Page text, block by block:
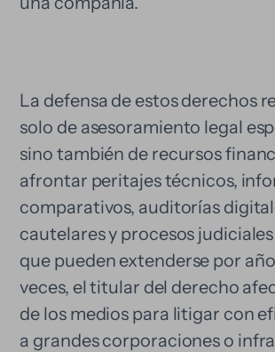
La defensa de estos derechos
solo de asesoramiento legal
sino también de recursos
afrontar peritajes técnicos,
comparativos, auditorías
cautelares y procesos
que pueden extenderse por
veces, el titular del derecho
de los medios para litigar con
a grandes corporaciones o